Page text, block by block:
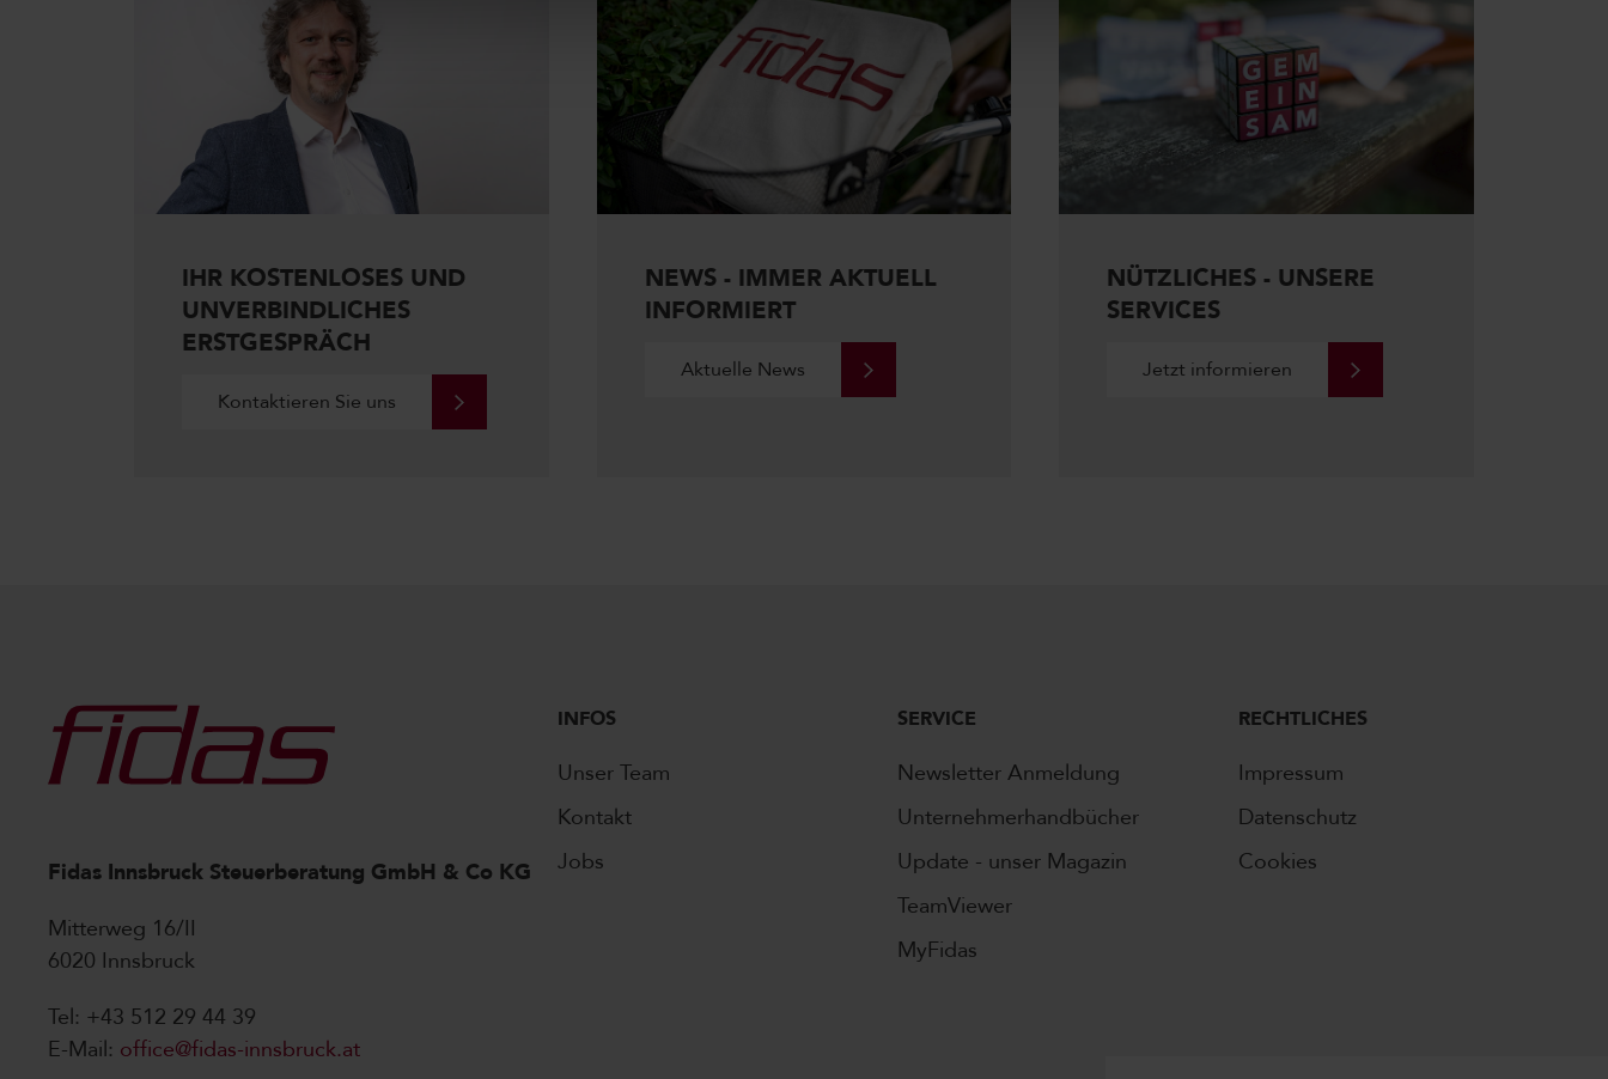
IHR KOSTENLOSES UND
UNVERBINDLICHES
ERSTGESPRÄCH
Kontaktieren Sie uns
NEWS - IMMER AKTUELL
INFORMIERT
Aktuelle News
NÜTZLICHES - UNSERE
SERVICES
Jetzt informieren
Fidas Innsbruck Steuerberatung GmbH & Co KG
Mitterweg 16/II
6020 Innsbruck
Tel: +43 512 29 44 39
E-Mail: office@fidas-innsbruck.at
INFOS
Unser Team
Kontakt
Jobs
SERVICE
Newsletter Anmeldung
Unternehmerhandbücher
Update - unser Magazin
TeamViewer
MyFidas
RECHTLICHES
Impressum
Datenschutz
Cookies